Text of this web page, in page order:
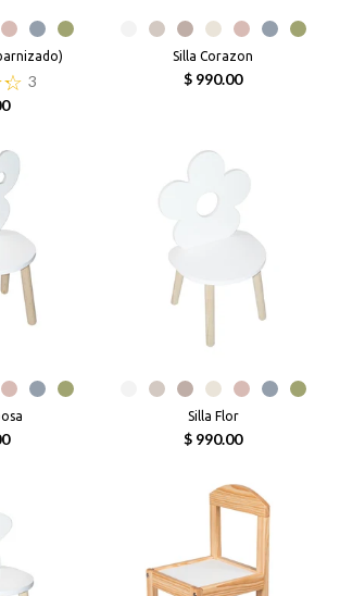
3
Silla Corazon
$ 990.00
Silla Flor
$ 990.00